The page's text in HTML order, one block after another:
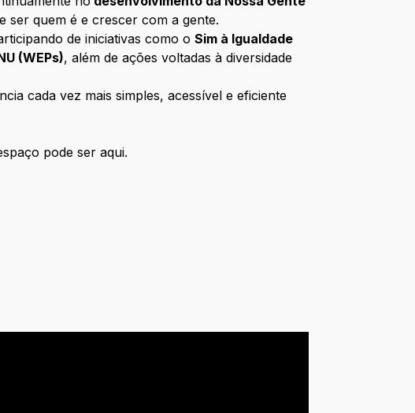
ser quem é e crescer com a gente.
de iniciativas como oSim à Igualdade
(WEPs), além de ações voltadas à diversidade
cada vez mais simples, acessível e eficiente
pode ser aqui.